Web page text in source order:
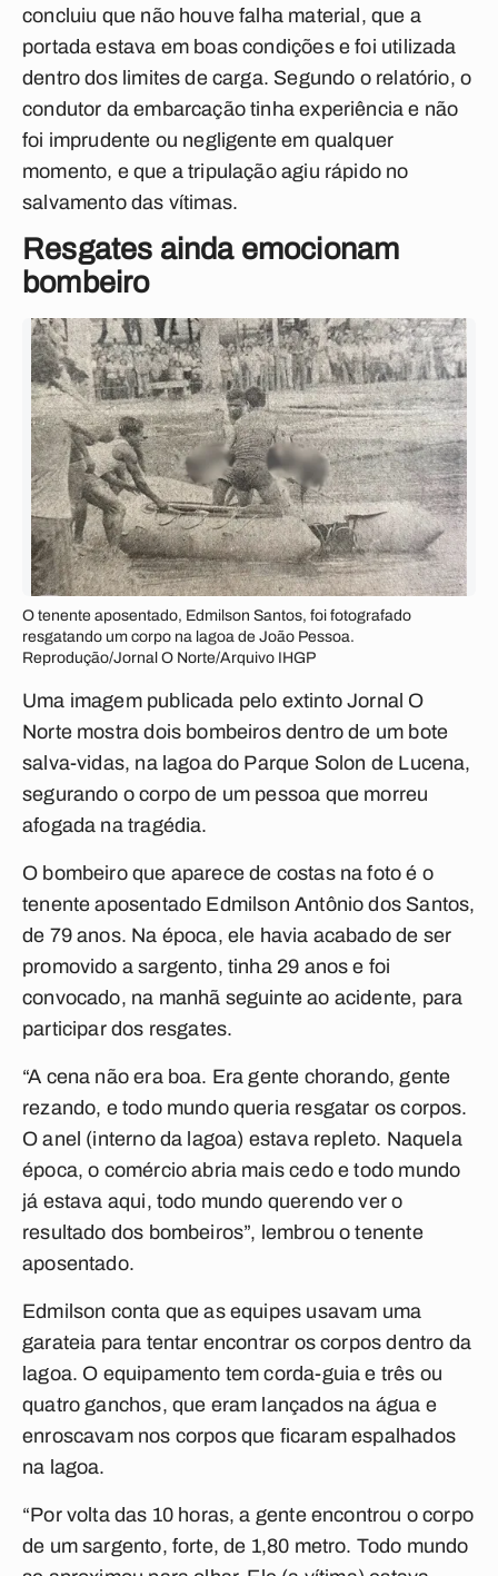
concluiu que não houve falha material, que a
portada estava em boas condições e foi utilizada
dentro dos limites de carga. Segundo o relatório, o
condutor da embarcação tinha experiência e não
foi imprudente ou negligente em qualquer
momento, e que a tripulação agiu rápido no
salvamento das vítimas.
Resgates ainda emocionam
bombeiro
O tenente aposentado, Edmilson Santos, foi fotografado
resgatando um corpo na lagoa de João Pessoa.
Reprodução/Jornal O Norte/Arquivo IHGP
Uma imagem publicada pelo extinto Jornal O
Norte mostra dois bombeiros dentro de um bote
salva-vidas, na lagoa do Parque Solon de Lucena,
segurando o corpo de um pessoa que morreu
afogada na tragédia.
O bombeiro que aparece de costas na foto é o
tenente aposentado Edmilson Antônio dos Santos,
de 79 anos. Na época, ele havia acabado de ser
promovido a sargento, tinha 29 anos e foi
convocado, na manhã seguinte ao acidente, para
participar dos resgates.
“A cena não era boa. Era gente chorando, gente
rezando, e todo mundo queria resgatar os corpos.
O anel (interno da lagoa) estava repleto. Naquela
época, o comércio abria mais cedo e todo mundo
já estava aqui, todo mundo querendo ver o
resultado dos bombeiros”, lembrou o tenente
aposentado.
Edmilson conta que as equipes usavam uma
garateia para tentar encontrar os corpos dentro da
lagoa. O equipamento tem corda-guia e três ou
quatro ganchos, que eram lançados na água e
enroscavam nos corpos que ficaram espalhados
na lagoa.
“Por volta das 10 horas, a gente encontrou o corpo
de um sargento, forte, de 1,80 metro. Todo mundo